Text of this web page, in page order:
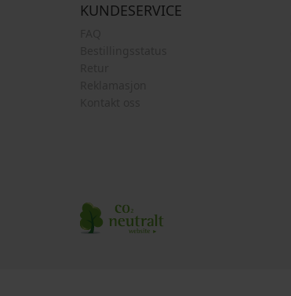
KUNDESERVICE